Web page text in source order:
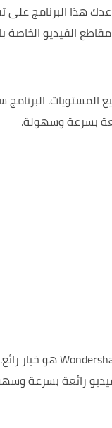
هذا البرنامج
بسرعة وسهولة.
رائعة بسرعة